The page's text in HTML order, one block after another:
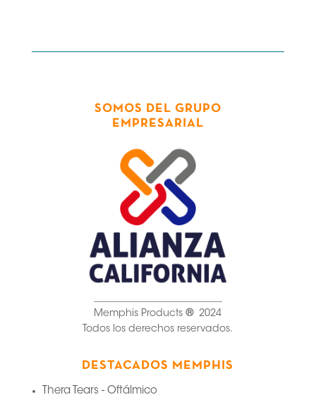
SOMOS DEL GRUPO
EMPRESARIAL
Memphis Products ® 2024
Todos los derechos reservados.
DESTACADOS MEMPHIS
Thera Tears - Oftálmico